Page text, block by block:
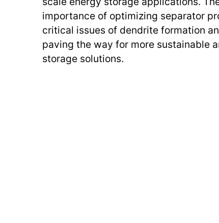
importance of optimizing separator
critical issues of dendrite formation
paving the way for more sustainable
storage solutions.